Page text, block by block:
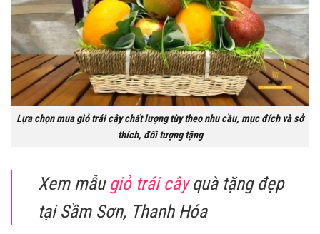
Lựa chọn mua giỏ trái cây chất lượng tùy theo nhu cầu, mục đích và sở
thích, đối tượng tặng
Xem mẫu giỏ trái câyquà tặng đẹp
tại Sầm Sơn, Thanh Hóa